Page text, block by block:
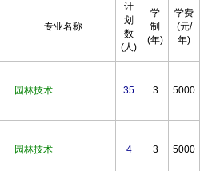
专业名称
计
划
数
(人)
学
制
(年)
学费
(元/
年)
园林技术 35 3 5000
园林技术 4 3 5000